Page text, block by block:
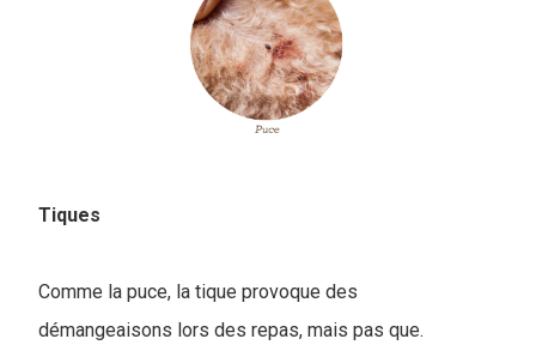
Tiques
Comme la puce, la tique provoque des
démangeaisons lors des repas, mais pas que.